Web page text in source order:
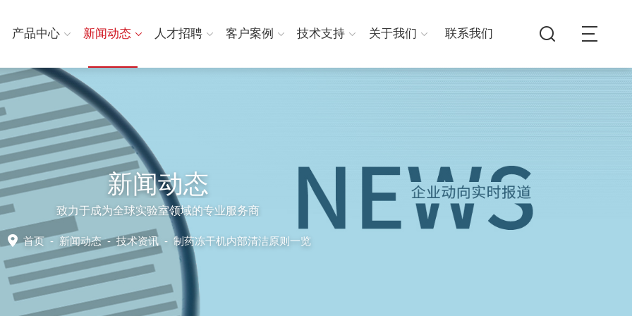
产品中心 新闻动态 人才招聘 客户案例 技术支持 关于我们 联系我们
新闻动态
致力于成为全球实验室领域的专业服务商
首页- 新闻动态-技术资讯 - 制药冻干机内部清洁原则一览